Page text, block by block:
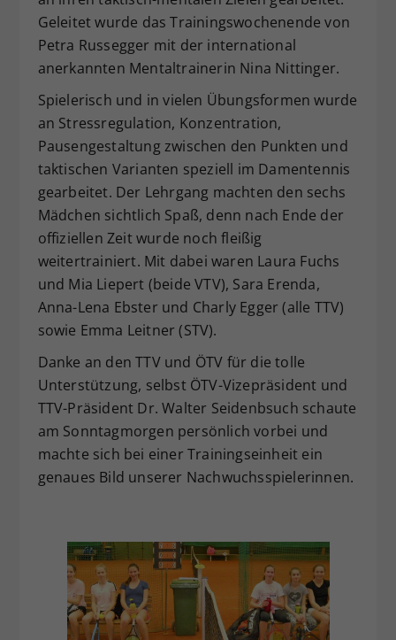
Geleitet wurde das Trainingswochenende von
Petra Russegger mit der international
anerkannten Mentaltrainerin Nina Nittinger.
Spielerisch und in vielen Übungsformen wurde
an Stressregulation, Konzentration,
Pausengestaltung zwischen den Punkten und
taktischen Varianten speziell im Damentennis
gearbeitet. Der Lehrgang machten den sechs
Mädchen sichtlich Spaß, denn nach Ende der
offiziellen Zeit wurde noch fleißig
weitertrainiert. Mit dabei waren Laura Fuchs
und Mia Liepert (beide VTV), Sara Erenda,
Anna-Lena Ebster und Charly Egger (alle TTV)
sowie Emma Leitner (STV).
Danke an den TTV und ÖTV für die tolle
Unterstützung, selbst ÖTV-Vizepräsident und
TTV-Präsident Dr. Walter Seidenbsuch schaute
am Sonntagmorgen persönlich vorbei und
machte sich bei einer Trainingseinheit ein
genaues Bild unserer Nachwuchsspielerinnen.